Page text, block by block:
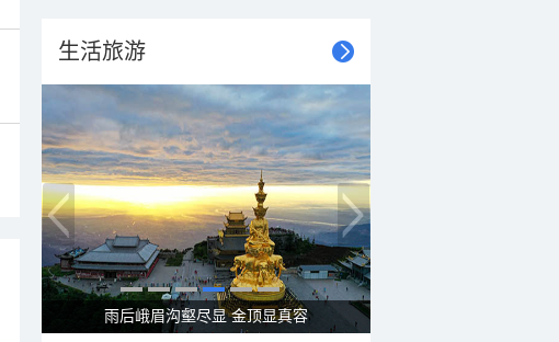
生活旅游
秋意浓 蓝天映衬下的哈尔滨伏尔加庄园